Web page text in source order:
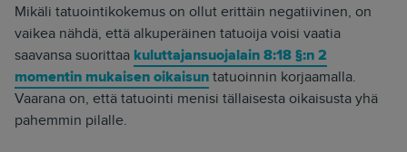
Mikäli tatuointikokemus on ollut erittäin negatiivinen, on
vaikea nähdä, että alkuperäinen tatuoija voisi vaatia
saavansa suorittaa kuluttajansuojalain 8:18 §:n 2
momentin mukaisen oikaisuntatuoinnin korjaamalla.
Vaarana on, että tatuointi menisi tällaisesta oikaisusta yhä
pahemmin pilalle.